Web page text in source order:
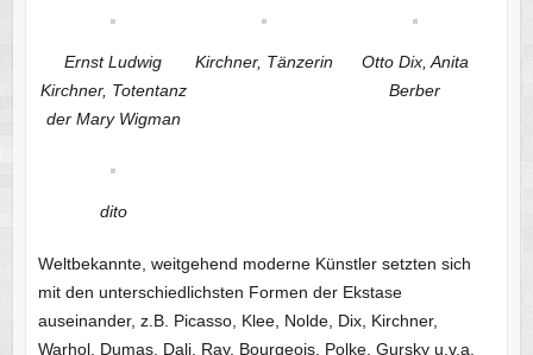
Ernst Ludwig
Kirchner, Totentanz
der Mary Wigman
Kirchner, Tänzerin
Otto Dix, Anita
Berber
dito
Weltbekannte, weitgehend moderne Künstler setzten sich
mit den unterschiedlichsten Formen der Ekstase
auseinander, z.B. Picasso, Klee, Nolde, Dix, Kirchner,
Warhol, Dumas, Dali, Ray, Bourgeois, Polke, Gursky u.v.a.